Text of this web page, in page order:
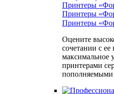
Принтеры
Принтеры
Принтеры
Оцените
сочетании с
максимальное
принтерами
пополняемыми